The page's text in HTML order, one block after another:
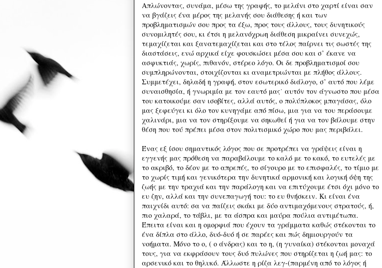
Απλώνοντας, συνάμα, μέσω της γραφής, το μελάνι στο χαρτί είναι σαν
να βγάζεις ένα μέρος της μελανής σου διάθεσης ή και των
προβληματισμών σου προς τα έξω, προς τους άλλους, τους δυνητικούς
συνομιλητές σου, κι έτσι η μελανόχρωη διάθεση μικραίνει συνεχώς,
τεμαχίζεται και ξανατεμαχίζεται και στο τέλος παίρνει τις σωστές της
διαστάσεις, ενώ αρχικά είχε φουσκώσει μέσα σου και σ’ έκανε να
ασφυκτιάς, χωρίς, πιθανόν, στέρεο λόγο. Οι δε προβληματισμοί σου
συμπληρώνονται, στοιχίζονται κι αναμετριώνται με πλήθος άλλους.
Συμμετέχει, δηλαδή η γραφή, στον εσωτερικό διάλογο, σ’ αυτό που λέμε
συναισθησία, ή γνωριμία με τον εαυτό μας˙ αυτόν τον άγνωστο που μέσα
του κατοικούμε σαν ισοβίτες, αλλά αυτός, ο πολύπλοκος μπαγάσας, όλο
μας ξεφεύγει κι όλο τον κυνηγάμε από πίσω, μια για να του περάσουμε
χαλινάρι, μια να τον στηρίξουμε να σηκωθεί ή για να τον βάλουμε στην
θέση που τού πρέπει μέσα στον πολιτισμικό χώρο που μας περιβάλει.
Ένας εξ ίσου σημαντικός λόγος που σε προτρέπει να γράψεις είναι η
εγγενής μας πρόθεση να παραβάλουμε το καλό με το κακό, το ευτελές με
το ακριβό, το δέον με το απρεπές, το σίγουρο με το επισφαλές, το τίμιο με
το χωρίς τιμή και γενικότερα την δυνητικά αρμονική και λογική όψη της
ζωής με την τραχιά και την παράλογη και να επιτύχουμε έτσι όχι μόνο το
ευ ζην, αλλά και την συνεπαγωγή του: το ευ θνήσκειν. Κι είναι ένα
παιχνίδι αυτό: σα να παίζεις σκάκι με δύο αντιμαχόμενους στρατούς, ή,
πιο χαλαρά, το τάβλι, με τα άσπρα και μαύρα πούλια αντιμέτωπα.
Έπειτα είναι και η ομορφιά που έχουν τα γράμματα καθώς στέκονται το
ένα δίπλα στο άλλο, δυό-δυό ή σε παρέες και πώς δημιουργούν τα
νοήματα. Μόνο το ο, ( ο άνδρας) και το η, (η γυναίκα) στέκονται μοναχά
τους, για να εκφράσουν τους δυό πυλώνες που στηρίζεται η ζωή μας: το
αρσενικό και το θηλυκό. Άλλωστε η ρίζα λεγ-(παρμένη από το λόγος ή